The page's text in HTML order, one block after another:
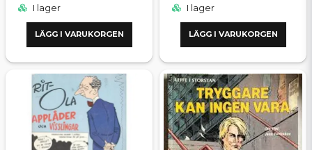
I lager
LÄGG I VARUKORGEN
I lager
LÄGG I VARUKORGEN